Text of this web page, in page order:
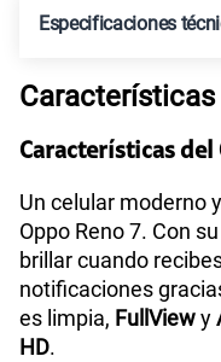
Paga solo
Especificaciones
Sistema operativo
Procesador
Tamaño de Pantalla
Características
Características del
Un celular moderno
Oppo Reno 7. Con
brillar cuando
notificaciones
es limpia, FullViewy
HD.